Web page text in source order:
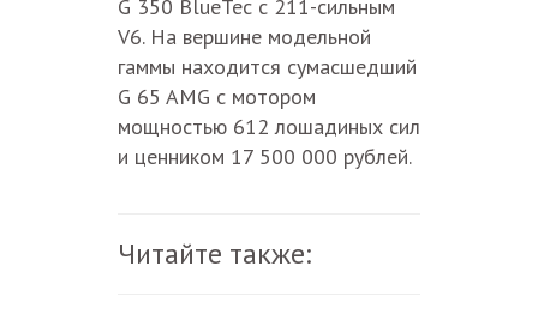
G 350 BlueTec с 211-сильным
V6. На вершине модельной
гаммы находится сумасшедший
G 65 AMG с мотором
мощностью 612 лошадиных сил
и ценником 17 500 000 рублей.
Читайте также: